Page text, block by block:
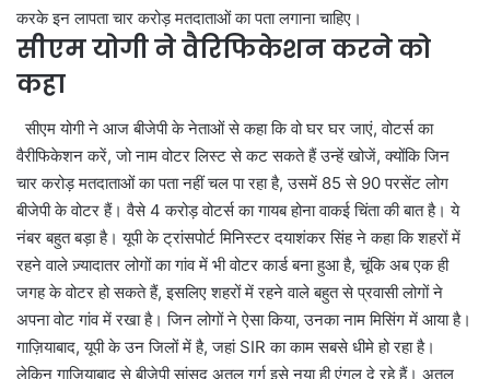
करके इन लापता चार करोड़ मतदाताओं का पता लगाना चाहिए।
सीएम योगी ने वैरिफिकेशन करने को
कहा
सीएम योगी ने आज बीजेपी के नेताओं से कहा कि वो घर घर जाएं, वोटर्स का
वैरीफिकेशन करें, जो नाम वोटर लिस्ट से कट सकते हैं उन्हें खोजें, क्योंकि जिन
चार करोड़ मतदाताओं का पता नहीं चल पा रहा है, उसमें 85 से 90 परसेंट लोग
बीजेपी के वोटर हैं। वैसे 4 करोड़ वोटर्स का गायब होना वाकई चिंता की बात है। ये
नंबर बहुत बड़ा है। यूपी के ट्रांसपोर्ट मिनिस्टर दयाशंकर सिंह ने कहा कि शहरों में
रहने वाले ज़्यादातर लोगों का गांव में भी वोटर कार्ड बना हुआ है, चूंकि अब एक ही
जगह के वोटर हो सकते हैं, इसलिए शहरों में रहने वाले बहुत से प्रवासी लोगों ने
अपना वोट गांव में रखा है। जिन लोगों ने ऐसा किया, उनका नाम मिसिंग में आया है।
गाज़ियाबाद, यूपी के उन जिलों में है, जहां SIR का काम सबसे धीमे हो रहा है।
लेकिन गाज़ियाबाद से बीजेपी सांसद अतुल गर्ग इसे नया ही एंगल दे रहे हैं। अतुल